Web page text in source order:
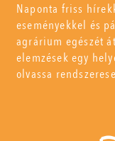
Naponta friss
eseményekkel és
agrárium egészét
elemzések egy
olvassa